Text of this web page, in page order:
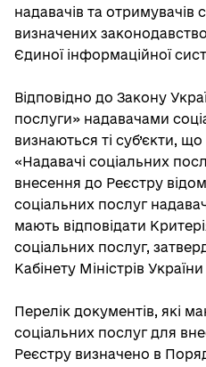
надавачів та отримувачів
визначених
Єдиної інформаційної
Відповідно до Закону
послуги» надавачами
визнаються ті суб’єкти,
«Надавачі соціальних
внесення до Реєстру
соціальних послуг
мають відповідати
соціальних послуг,
Кабінету Міністрів
Перелік документів, які
соціальних послуг для
Реєстру визначено в